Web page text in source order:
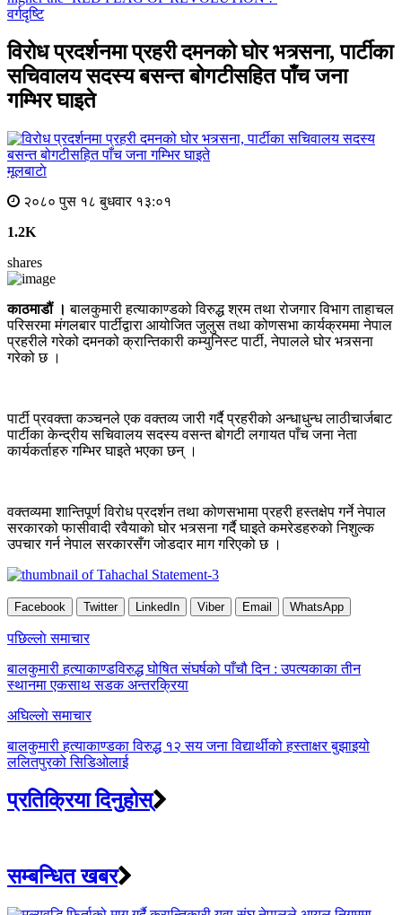
वर्गदृष्टि
विरोध प्रदर्शनमा प्रहरी दमनको घोर भत्र्सना, पार्टीका
सचिवालय सदस्य बसन्त बोगटीसहित पाँच जना
गम्भिर घाइते
मूलबाटाे
२०८० पुस १८ बुधवार १३:०१
1.2K
shares
काठमाडौं । बालकुमारी हत्याकाण्डको विरुद्ध श्रम तथा रोजगार विभाग ताहाचल
परिसरमा मंगलबार पार्टीद्वारा आयोजित जुलुस तथा कोणसभा कार्यक्रममा नेपाल
प्रहरीले गरेको दमनको क्रान्तिकारी कम्युनिस्ट पार्टी, नेपालले घोर भत्र्सना
गरेको छ ।
पार्टी प्रवक्ता कञ्चनले एक वक्तव्य जारी गर्दै प्रहरीको अन्धाधुन्ध लाठीचार्जबाट
पार्टीका केन्द्रीय सचिवालय सदस्य वसन्त बोगटी लगायत पाँच जना नेता
कार्यकर्ताहरु गम्भिर घाइते भएका छन् ।
वक्तव्यमा शान्तिपूर्ण विरोध प्रदर्शन तथा कोणसभामा प्रहरी हस्तक्षेप गर्ने नेपाल
सरकारको फासीवादी रवैयाको घोर भत्र्सना गर्दै घाइते कमरेडहरुको निशुल्क
उपचार गर्न नेपाल सरकारसँग जोडदार माग गरिएको छ ।
Facebook Twitter LinkedIn Viber Email WhatsApp
Post
navigation
पछिल्लाे समाचार
बालकुमारी हत्याकाण्डविरुद्ध घोषित संघर्षको पाँचौ दिन : उपत्यकाका तीन
स्थानमा एकसाथ सडक अन्तरक्रिया
अघिल्लाे समाचार
बालकुमारी हत्याकाण्डका विरुद्ध १२ सय जना विद्यार्थीको हस्ताक्षर बुझाइयो
ललितपुरको सिडिओलाई
प्रतिक्रिया दिनुहोस्
सम्बन्धित खबर